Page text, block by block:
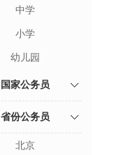
中学
小学
幼儿园
国家公务员
省份公务员
北京